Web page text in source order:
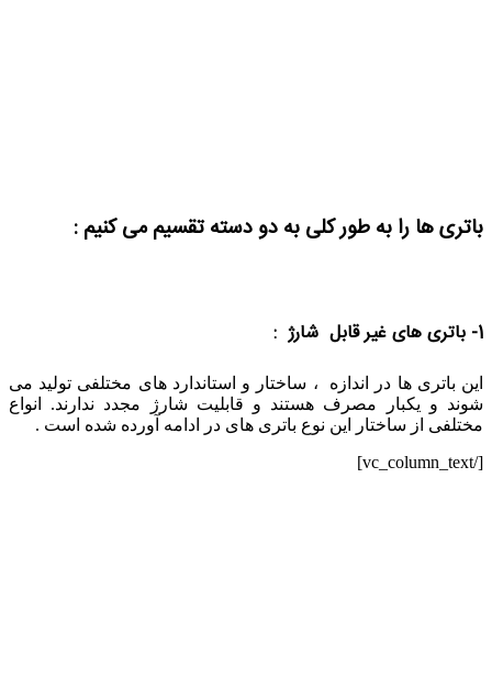
باتری ها را به طور کلی به دو دسته تقسیم می کنیم :
1- باتری های غیر قابل شارژ :
این باتری ها در اندازه ، ساختار و استاندارد های مختلفی تولید می
شوند و یکبار مصرف هستند و قابلیت شارژ مجدد ندارند. انواع
مختلفی از ساختار این نوع باتری های در ادامه آورده شده است .
[/vc_column_text]